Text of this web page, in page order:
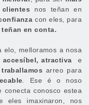
clientes nos teñan en
con eles, para
teñan en conta.
elo, melloramos a nosa
accesíbel, atractiva e
traballamos arreo para
. Ese é o noso
conecta conosco estea
eles imaxinaron, nos